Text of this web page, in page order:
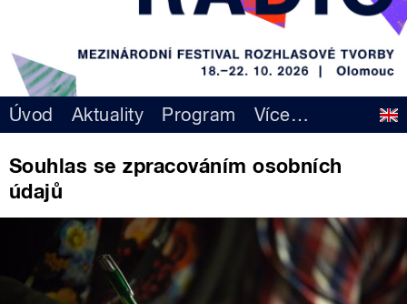
Úvod Aktuality Program Více…
Souhlas se zpracováním osobních
údajů